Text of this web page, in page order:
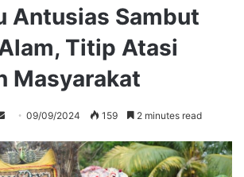
Antusias Sambut
Titip Atasi
Masyarakat
Send
email
09/09/2024 159 2 minutes read